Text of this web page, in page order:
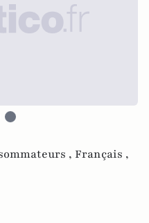
, Français ,